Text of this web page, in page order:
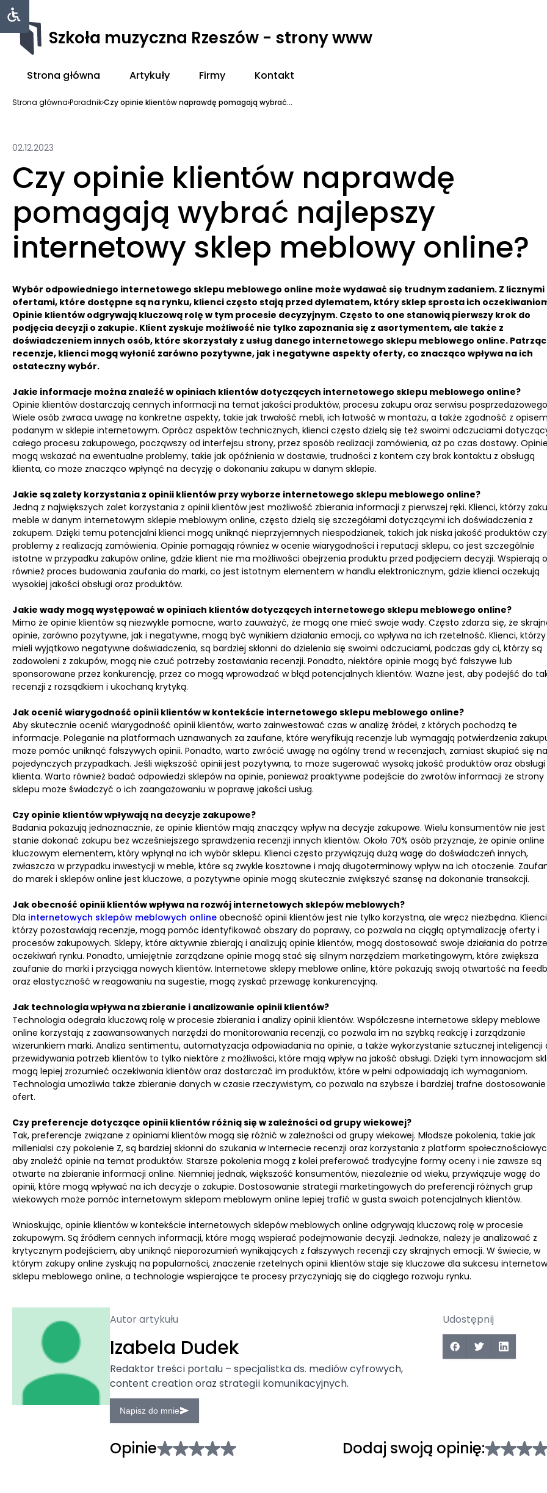
Szkoła muzyczna Rzeszów - strony www
Strona główna Artykuły Firmy Kontakt
Strona główna›Poradnik›Czy opinie klientów naprawdę pomagają wybrać...
02.12.2023
Czy opinie klientów naprawdę
pomagają wybrać najlepszy
internetowy sklep meblowy online?
Wybór odpowiedniego internetowego sklepu meblowego online może wydawać się trudnym zadaniem. Z licznymi
ofertami, które dostępne są na rynku, klienci często stają przed dylematem, który sklep sprosta ich
Opinie klientów odgrywają kluczową rolę w tym procesie decyzyjnym. Często to one stanowią pierwszy krok do
podjęcia decyzji o zakupie. Klient zyskuje możliwość nie tylko zapoznania się z asortymentem, ale także z
doświadczeniem innych osób, które skorzystały z usług danego internetowego sklepu meblowego online.
recenzje, klienci mogą wyłonić zarówno pozytywne, jak i negatywne aspekty oferty, co znacząco wpływa na ich
ostateczny wybór.
Jakie informacje można znaleźć w opiniach klientów dotyczących internetowego sklepu meblowego online?
Opinie klientów dostarczają cennych informacji na temat jakości produktów, procesu zakupu oraz serwisu
Wiele osób zwraca uwagę na konkretne aspekty, takie jak trwałość mebli, ich łatwość w montażu, a także zgodność z opisem
podanym w sklepie internetowym. Oprócz aspektów technicznych, klienci często dzielą się też swoimi odczuciami
całego procesu zakupowego, począwszy od interfejsu strony, przez sposób realizacji zamówienia, aż po czas dostawy.
mogą wskazać na ewentualne problemy, takie jak opóźnienia w dostawie, trudności z kontem czy brak kontaktu z obsługą
klienta, co może znacząco wpłynąć na decyzję o dokonaniu zakupu w danym sklepie.
Jakie są zalety korzystania z opinii klientów przy wyborze internetowego sklepu meblowego online?
Jedną z największych zalet korzystania z opinii klientów jest możliwość zbierania informacji z pierwszej ręki. Klienci, którzy
meble w danym internetowym sklepie meblowym online, często dzielą się szczegółami dotyczącymi ich doświadczenia z
zakupem. Dzięki temu potencjalni klienci mogą uniknąć nieprzyjemnych niespodzianek, takich jak niska jakość produktów czy
problemy z realizacją zamówienia. Opinie pomagają również w ocenie wiarygodności i reputacji sklepu, co jest szczególnie
istotne w przypadku zakupów online, gdzie klient nie ma możliwości obejrzenia produktu przed podjęciem decyzji. Wspierają
również proces budowania zaufania do marki, co jest istotnym elementem w handlu elektronicznym, gdzie klienci oczekują
wysokiej jakości obsługi oraz produktów.
Jakie wady mogą występować w opiniach klientów dotyczących internetowego sklepu meblowego online?
Mimo że opinie klientów są niezwykle pomocne, warto zauważyć, że mogą one mieć swoje wady. Często zdarza się, że
opinie, zarówno pozytywne, jak i negatywne, mogą być wynikiem działania emocji, co wpływa na ich rzetelność. Klienci, którzy
mieli wyjątkowo negatywne doświadczenia, są bardziej skłonni do dzielenia się swoimi odczuciami, podczas gdy ci, którzy są
zadowoleni z zakupów, mogą nie czuć potrzeby zostawiania recenzji. Ponadto, niektóre opinie mogą być fałszywe lub
sponsorowane przez konkurencję, przez co mogą wprowadzać w błąd potencjalnych klientów. Ważne jest, aby podejść do
recenzji z rozsądkiem i ukochaną krytyką.
Jak ocenić wiarygodność opinii klientów w kontekście internetowego sklepu meblowego online?
Aby skutecznie ocenić wiarygodność opinii klientów, warto zainwestować czas w analizę źródeł, z których pochodzą te
informacje. Poleganie na platformach uznawanych za zaufane, które weryfikują recenzje lub wymagają potwierdzenia
może pomóc uniknąć fałszywych opinii. Ponadto, warto zwrócić uwagę na ogólny trend w recenzjach, zamiast skupiać się na
pojedynczych przypadkach. Jeśli większość opinii jest pozytywna, to może sugerować wysoką jakość produktów oraz obsługi
klienta. Warto również badać odpowiedzi sklepów na opinie, ponieważ proaktywne podejście do zwrotów informacji ze strony
sklepu może świadczyć o ich zaangażowaniu w poprawę jakości usług.
Czy opinie klientów wpływają na decyzje zakupowe?
Badania pokazują jednoznacznie, że opinie klientów mają znaczący wpływ na decyzje zakupowe. Wielu konsumentów nie jest
stanie dokonać zakupu bez wcześniejszego sprawdzenia recenzji innych klientów. Około 70% osób przyznaje, że opinie online
kluczowym elementem, który wpłynął na ich wybór sklepu. Klienci często przywiązują dużą wagę do doświadczeń innych,
zwłaszcza w przypadku inwestycji w meble, które są zwykle kosztowne i mają długoterminowy wpływ na ich otoczenie.
do marek i sklepów online jest kluczowe, a pozytywne opinie mogą skutecznie zwiększyć szansę na dokonanie transakcji.
Jak obecność opinii klientów wpływa na rozwój internetowych sklepów meblowych?
Dla internetowych sklepów meblowych online obecność opinii klientów jest nie tylko korzystna, ale wręcz niezbędna.
którzy pozostawiają recenzje, mogą pomóc identyfikować obszary do poprawy, co pozwala na ciągłą optymalizację oferty i
procesów zakupowych. Sklepy, które aktywnie zbierają i analizują opinie klientów, mogą dostosować swoje działania do
oczekiwań rynku. Ponadto, umiejętnie zarządzane opinie mogą stać się silnym narzędziem marketingowym, które zwiększa
zaufanie do marki i przyciąga nowych klientów. Internetowe sklepy meblowe online, które pokazują swoją otwartość na
oraz elastyczność w reagowaniu na sugestie, mogą zyskać przewagę konkurencyjną.
Jak technologia wpływa na zbieranie i analizowanie opinii klientów?
Technologia odegrała kluczową rolę w procesie zbierania i analizy opinii klientów. Współczesne internetowe sklepy meblowe
online korzystają z zaawansowanych narzędzi do monitorowania recenzji, co pozwala im na szybką reakcję i zarządzanie
wizerunkiem marki. Analiza sentimentu, automatyzacja odpowiadania na opinie, a także wykorzystanie sztucznej inteligencji
przewidywania potrzeb klientów to tylko niektóre z możliwości, które mają wpływ na jakość obsługi. Dzięki tym innowacjom
mogą lepiej zrozumieć oczekiwania klientów oraz dostarczać im produktów, które w pełni odpowiadają ich wymaganiom.
Technologia umożliwia także zbieranie danych w czasie rzeczywistym, co pozwala na szybsze i bardziej trafne dostosowanie
ofert.
Czy preferencje dotyczące opinii klientów różnią się w zależności od grupy wiekowej?
Tak, preferencje związane z opiniami klientów mogą się różnić w zależności od grupy wiekowej. Młodsze pokolenia, takie jak
millenialsi czy pokolenie Z, są bardziej skłonni do szukania w Internecie recenzji oraz korzystania z platform
aby znaleźć opinie na temat produktów. Starsze pokolenia mogą z kolei preferować tradycyjne formy oceny i nie zawsze są
otwarte na zbieranie informacji online. Niemniej jednak, większość konsumentów, niezależnie od wieku, przywiązuje wagę do
opinii, które mogą wpływać na ich decyzje o zakupie. Dostosowanie strategii marketingowych do preferencji różnych grup
wiekowych może pomóc internetowym sklepom meblowym online lepiej trafić w gusta swoich potencjalnych klientów.
Wnioskując, opinie klientów w kontekście internetowych sklepów meblowych online odgrywają kluczową rolę w procesie
zakupowym. Są źródłem cennych informacji, które mogą wspierać podejmowanie decyzji. Jednakże, należy je analizować z
krytycznym podejściem, aby uniknąć nieporozumień wynikających z fałszywych recenzji czy skrajnych emocji. W świecie, w
którym zakupy online zyskują na popularności, znaczenie rzetelnych opinii klientów staje się kluczowe dla sukcesu
sklepu meblowego online, a technologie wspierające te procesy przyczyniają się do ciągłego rozwoju rynku.
Autor artykułu
Izabela Dudek
Redaktor treści portalu – specjalistka ds. mediów cyfrowych,
content creation oraz strategii komunikacyjnych.
Napisz do mnie
Udostępnij
Opinie Dodaj swoją opinię: